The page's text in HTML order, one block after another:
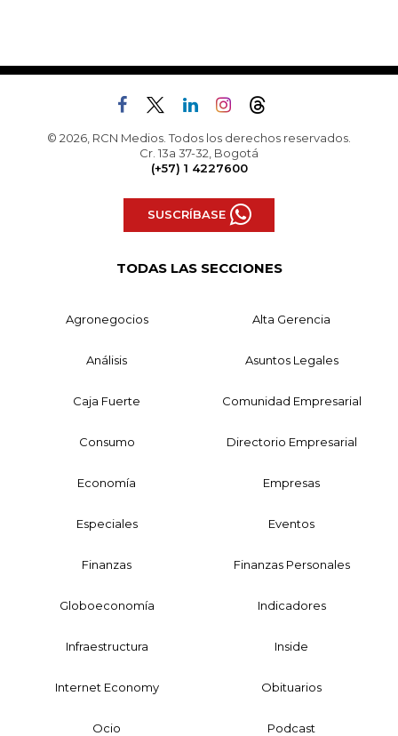
© 2026, RCN Medios. Todos los derechos reservados.
Cr. 13a 37-32, Bogotá
(+57) 1 4227600
SUSCRÍBASE
TODAS LAS SECCIONES
Agronegocios Alta Gerencia
Análisis Asuntos Legales
Caja Fuerte Comunidad Empresarial
Consumo Directorio Empresarial
Economía Empresas
Especiales Eventos
Finanzas Finanzas Personales
Globoeconomía Indicadores
Infraestructura Inside
Internet Economy Obituarios
Ocio Podcast